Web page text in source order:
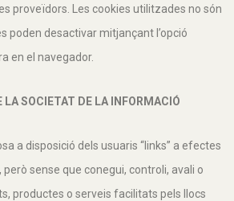
proveïdors. Les cookies utilitzades no són
poden desactivar mitjançant l’opció
en el navegador.
LA SOCIETAT DE LA INFORMACIÓ
a disposició dels usuaris “links” a efectes
sense que conegui, controli, avali o
productes o serveis facilitats pels llocs